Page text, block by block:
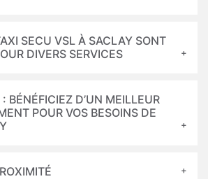
SECU VSL À SACLAY SONT
DIVERS SERVICES
BÉNÉFICIEZ D’UN MEILLEUR
POUR VOS BESOINS DE